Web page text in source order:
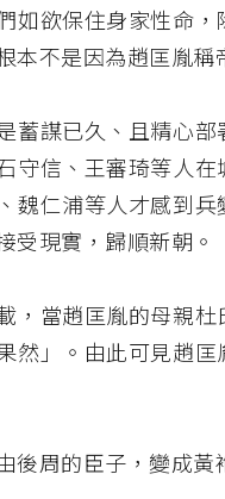
如欲保住身家性命
本不是因為趙匡胤稱
蓄謀已久、且精心
守信、王審琦等人
魏仁浦等人才感到
受現實，歸順新朝。
，當趙匡胤的母親
然」。由此可見趙
後周的臣子，變成黃